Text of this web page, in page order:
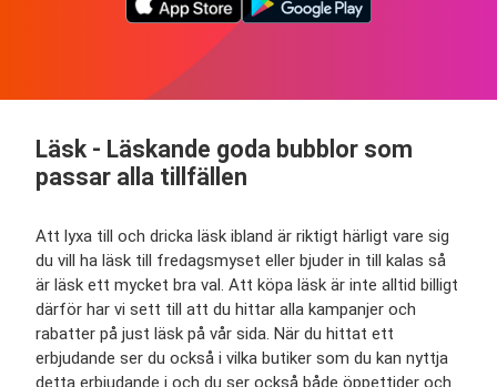
Läsk - Läskande goda bubblor som
passar alla tillfällen
Att lyxa till och dricka läsk ibland är riktigt härligt vare sig
du vill ha läsk till fredagsmyset eller bjuder in till kalas så
är läsk ett mycket bra val. Att köpa läsk är inte alltid billigt
därför har vi sett till att du hittar alla kampanjer och
rabatter på just läsk på vår sida. När du hittat ett
erbjudande ser du också i vilka butiker som du kan nyttja
detta erbjudande i och du ser också både öppettider och